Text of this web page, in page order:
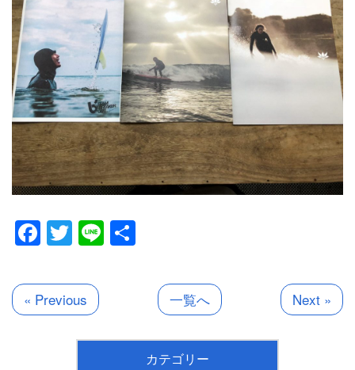
Facebook
Twitter
Line
« Previous 一覧へ Next »
カテゴリー